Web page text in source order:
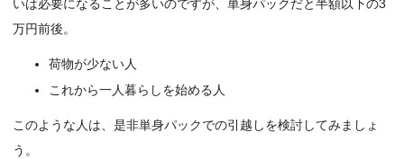
いは必要になることが多いのですが、単身パックだと半額以下の3
万円前後。
荷物が少ない人
これから一人暮らしを始める人
このような人は、是非単身パックでの引越しを検討してみましょ
う。